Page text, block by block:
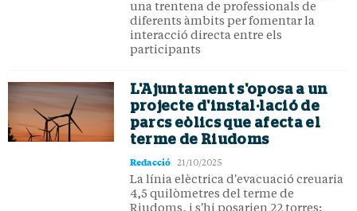
una trentena de professionals de
diferents àmbits per fomentar la
interacció directa entre els
participants
L'Ajuntament s'oposa a un
projecte d'instal·lació de
parcs eòlics que afecta el
terme de Riudoms
Redacció 21/10/2025
La línia elèctrica d'evacuació creuaria
4,5 quilòmetres del terme de